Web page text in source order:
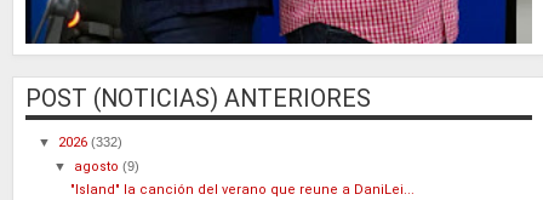
POST (NOTICIAS) ANTERIORES
▼ 2026 (332)
▼ agosto(9)
"Island" la canción del verano que reune a DaniLei...